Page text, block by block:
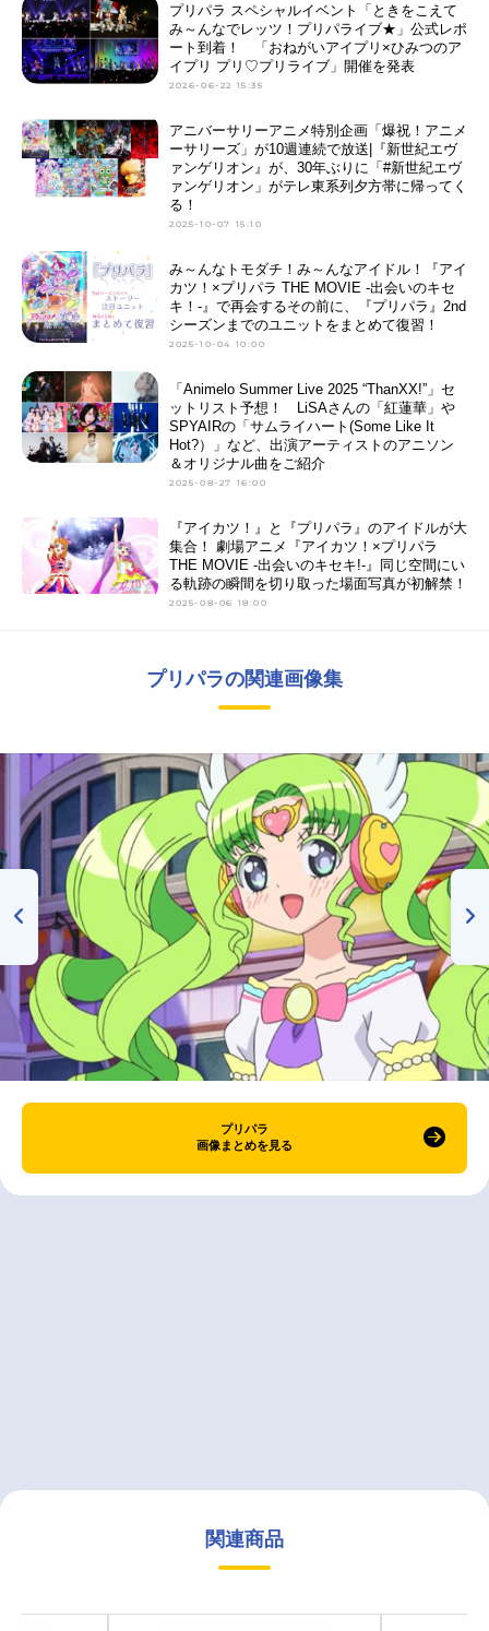
プリパラ スペシャルイベント「ときをこえて
み～んなでレッツ！プリパライブ★」公式レポ
ート到着！ 「おねがいアイプリ×ひみつのア
イプリ プリ♡プリライブ」開催を発表
2026-06-22 15:35
アニバーサリーアニメ特別企画「爆祝！アニメ
ーサリーズ」が10週連続で放送|『新世紀エヴ
ァンゲリオン』が、30年ぶりに「#新世紀エヴ
ァンゲリオン」がテレ東系列夕方帯に帰ってく
る！
2025-10-07 15:10
み～んなトモダチ！み～んなアイドル！『アイ
カツ！×プリパラ THE MOVIE -出会いのキセ
キ！-』で再会するその前に、『プリパラ』2nd
シーズンまでのユニットをまとめて復習！
2025-10-04 10:00
「Animelo Summer Live 2025 “ThanXX!”」セ
ットリスト予想！ LiSAさんの「紅蓮華」や
SPYAIRの「サムライハート(Some Like It
Hot?）」など、出演アーティストのアニソン
＆オリジナル曲をご紹介
2025-08-27 16:00
『アイカツ！』と『プリパラ』のアイドルが大
集合！ 劇場アニメ『アイカツ！×プリパラ
THE MOVIE -出会いのキセキ!-』同じ空間にい
る軌跡の瞬間を切り取った場面写真が初解禁！
2025-08-06 18:00
プリパラの関連画像集
プリパラ
画像まとめを見る
関連商品